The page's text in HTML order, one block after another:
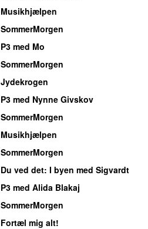
Musikhjælpen
SommerMorgen
P3 med Mo
SommerMorgen
Jydekrogen
P3 med Nynne Givskov
SommerMorgen
Musikhjælpen
SommerMorgen
Du ved det: I byen med Sigvardt
P3 med Alida Blakaj
SommerMorgen
Fortæl mig alt!